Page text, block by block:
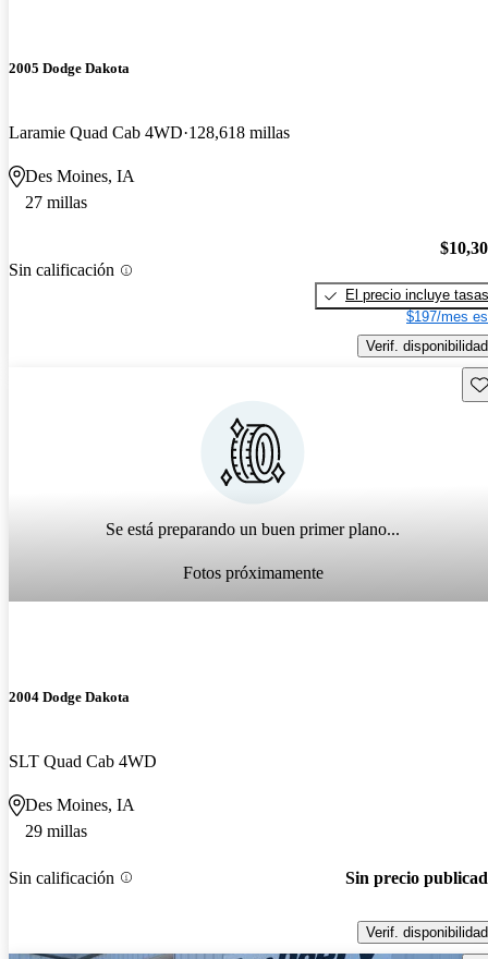
2005 Dodge Dakota
Laramie Quad Cab 4WD 128,618 millas
Des Moines, IA
27 millas
Sin calificación
El precio incluye tasas
$197/mes
Verif. disponibilidad
Se está preparando un buen primer plano...
Fotos próximamente
2004 Dodge Dakota
SLT Quad Cab 4WD
Des Moines, IA
29 millas
Sin calificación Sin precio
Verif. disponibilidad